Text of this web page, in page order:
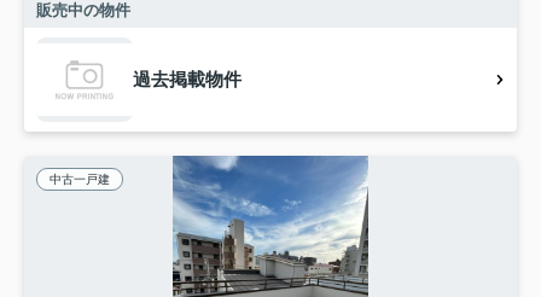
販売中の物件
過去掲載物件
中古一戸建